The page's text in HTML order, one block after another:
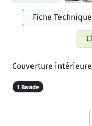
Fiche Technique
Couverture
1 Bande